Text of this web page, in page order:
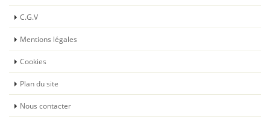
C.G.V
Mentions légales
Cookies
Plan du site
Nous contacter